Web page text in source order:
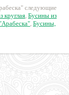
следующие
круглая, Бусины из
, Бусины,